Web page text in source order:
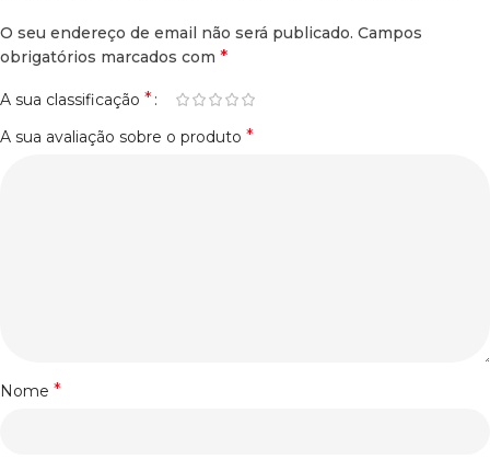
O seu endereço de email não será publicado. Campos
obrigatórios marcados com *
A sua classificação *
A sua avaliação sobre o produto *
Nome *